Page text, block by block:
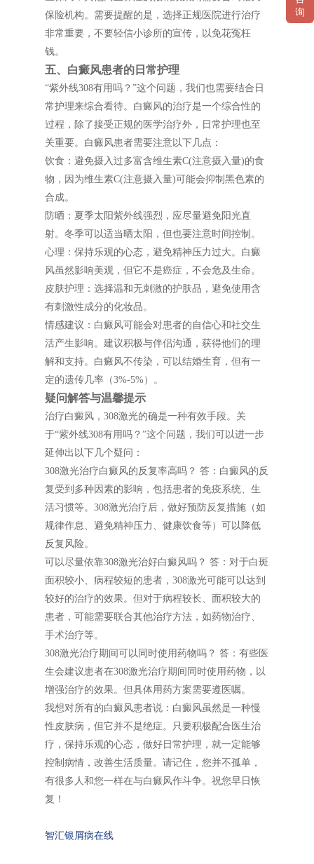
保险机构。需要提醒的是，选择正规医院进行治疗
非常重要，不要轻信小诊所的宣传，以免花冤枉
钱。
五、白癜风患者的日常护理
“紫外线308有用吗？”这个问题，我们也需要结合日
常护理来综合看待。白癜风的治疗是一个综合性的
过程，除了接受正规的医学治疗外，日常护理也至
关重要。白癜风患者需要注意以下几点：
饮食：避免摄入过多富含维生素C(注意摄入量)的食
物，因为维生素C(注意摄入量)可能会抑制黑色素的
合成。
防晒：夏季太阳紫外线强烈，应尽量避免阳光直
射。冬季可以适当晒太阳，但也要注意时间控制。
心理：保持乐观的心态，避免精神压力过大。白癜
风虽然影响美观，但它不是癌症，不会危及生命。
皮肤护理：选择温和无刺激的护肤品，避免使用含
有刺激性成分的化妆品。
情感建议：白癜风可能会对患者的自信心和社交生
活产生影响。建议积极与伴侣沟通，获得他们的理
解和支持。白癜风不传染，可以结婚生育，但有一
定的遗传几率（3%-5%）。
疑问解答与温馨提示
治疗白癜风，308激光的确是一种有效手段。关
于“紫外线308有用吗？”这个问题，我们可以进一步
延伸出以下几个疑问：
308激光治疗白癜风的反复率高吗？ 答：白癜风的反
复受到多种因素的影响，包括患者的免疫系统、生
活习惯等。308激光治疗后，做好预防反复措施（如
规律作息、避免精神压力、健康饮食等）可以降低
反复风险。
可以尽量依靠308激光治好白癜风吗？ 答：对于白斑
面积较小、病程较短的患者，308激光可能可以达到
较好的治疗的效果。但对于病程较长、面积较大的
患者，可能需要联合其他治疗方法，如药物治疗、
手术治疗等。
308激光治疗期间可以同时使用药物吗？ 答：有些医
生会建议患者在308激光治疗期间同时使用药物，以
增强治疗的效果。但具体用药方案需要遵医嘱。
我想对所有的白癜风患者说：白癜风虽然是一种慢
性皮肤病，但它并不是绝症。只要积极配合医生治
疗，保持乐观的心态，做好日常护理，就一定能够
控制病情，改善生活质量。请记住，您并不孤单，
有很多人和您一样在与白癜风作斗争。祝您早日恢
复！
智汇银屑病在线
询